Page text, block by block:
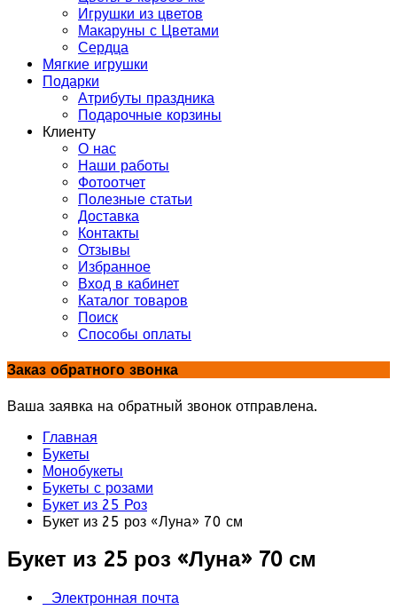
Игрушки из цветов
Макаруны с Цветами
Сердца
Мягкие игрушки
Подарки
Атрибуты праздника
Подарочные корзины
Клиенту
О нас
Наши работы
Фотоотчет
Полезные статьи
Доставка
Контакты
Отзывы
Избранное
Вход в кабинет
Каталог товаров
Поиск
Способы оплаты
Заказ обратного звонка
Ваша заявка на обратный звонок отправлена.
Главная
Букеты
Монобукеты
Букеты с розами
Букет из 25 Роз
Букет из 25 роз «Луна» 70 см
Букет из 25 роз «Луна» 70 см
Электронная почта